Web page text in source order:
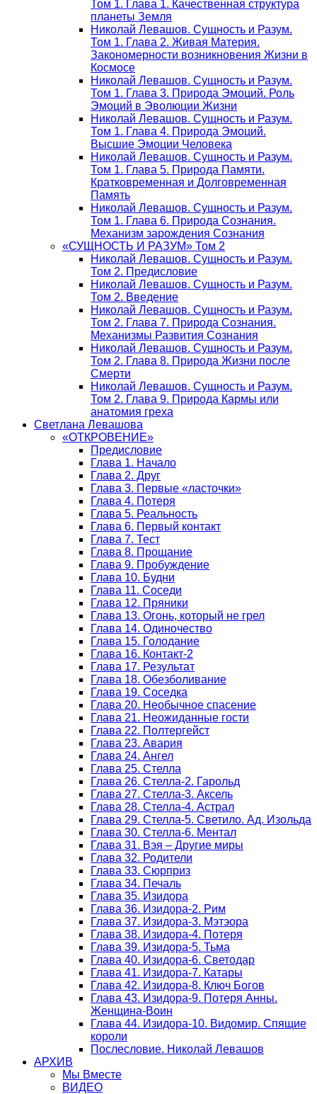
Том 1. Глава 1. Качественная структура
планеты Земля
Николай Левашов. Сущность и Разум.
Том 1. Глава 2. Живая Материя.
Закономерности возникновения Жизни в
Космосе
Николай Левашов. Сущность и Разум.
Том 1. Глава 3. Природа Эмоций. Роль
Эмоций в Эволюции Жизни
Николай Левашов. Сущность и Разум.
Том 1. Глава 4. Природа Эмоций.
Высшие Эмоции Человека
Николай Левашов. Сущность и Разум.
Том 1. Глава 5. Природа Памяти.
Кратковременная и Долговременная
Память
Николай Левашов. Сущность и Разум.
Том 1. Глава 6. Природа Сознания.
Механизм зарождения Сознания
«СУЩНОСТЬ И РАЗУМ» Том 2
Николай Левашов. Сущность и Разум.
Том 2. Предисловие
Николай Левашов. Сущность и Разум.
Том 2. Введение
Николай Левашов. Сущность и Разум.
Том 2. Глава 7. Природа Сознания.
Механизмы Развития Сознания
Николай Левашов. Сущность и Разум.
Том 2. Глава 8. Природа Жизни после
Смерти
Николай Левашов. Сущность и Разум.
Том 2. Глава 9. Природа Кармы или
анатомия греха
Светлана Левашова
«ОТКРОВЕНИЕ»
Предисловие
Глава 1. Начало
Глава 2. Друг
Глава 3. Первые «ласточки»
Глава 4. Потеря
Глава 5. Реальность
Глава 6. Первый контакт
Глава 7. Тест
Глава 8. Прощание
Глава 9. Пробуждение
Глава 10. Будни
Глава 11. Соседи
Глава 12. Пряники
Глава 13. Огонь, который не грел
Глава 14. Одиночество
Глава 15. Голодание
Глава 16. Контакт-2
Глава 17. Результат
Глава 18. Обезболивание
Глава 19. Соседка
Глава 20. Необычное спасение
Глава 21. Неожиданные гости
Глава 22. Полтергейст
Глава 23. Авария
Глава 24. Ангел
Глава 25. Стелла
Глава 26. Стелла-2. Гарольд
Глава 27. Стелла-3. Аксель
Глава 28. Стелла-4. Астрал
Глава 29. Стелла-5. Светило. Ад. Изольда
Глава 30. Стелла-6. Ментал
Глава 31. Вэя – Другие миры
Глава 32. Родители
Глава 33. Сюрприз
Глава 34. Печаль
Глава 35. Изидора
Глава 36. Изидора-2. Рим
Глава 37. Изидора-3. Мэтэора
Глава 38. Изидора-4. Потеря
Глава 39. Изидора-5. Тьма
Глава 40. Изидора-6. Светодар
Глава 41. Изидора-7. Катары
Глава 42. Изидора-8. Ключ Богов
Глава 43. Изидора-9. Потеря Анны.
Женщина-Воин
Глава 44. Изидора-10. Видомир. Спящие
короли
Послесловие. Николай Левашов
АРХИВ
Мы Вместе
ВИДЕО